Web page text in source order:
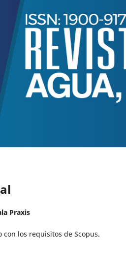
Praxis
con los requisitos de Scopus.